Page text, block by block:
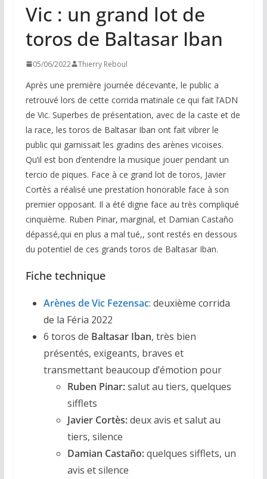
Vic : un grand lot de
toros de Baltasar Iban
05/06/2022 Thierry Reboul
Après une première journée décevante, le public a
retrouvé lors de cette corrida matinale ce qui fait l’ADN
de Vic. Superbes de présentation, avec de la caste et de
la race, les toros de Baltasar Iban ont fait vibrer le
public qui garnissait les gradins des arènes vicoises.
Qu’il est bon d’entendre la musique jouer pendant un
tercio de piques. Face à ce grand lot de toros, Javier
Cortès a réalisé une prestation honorable face à son
premier opposant. Il a été digne face au très compliqué
cinquième. Ruben Pinar, marginal, et Damian Castaño
dépassé,qui en plus a mal tué,, sont restés en dessous
du potentiel de ces grands toros de Baltasar Iban.
Fiche technique
Arènes de Vic Fezensac: deuxième corrida
de la Féria 2022
6 toros de Baltasar Iban, très bien
présentés, exigeants, braves et
transmettant beaucoup d’émotion pour
Ruben Pinar:salut au tiers, quelques
sifflets
Javier Cortès:deux avis et salut au
tiers, silence
Damian Castaño:quelques sifflets, un
avis et silence